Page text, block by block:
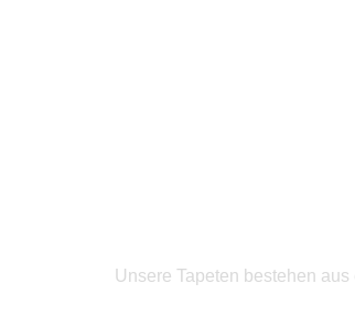
Unsere Tapeten bestehen